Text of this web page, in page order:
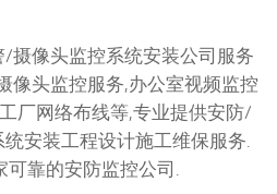
摄像头监控系统安装公司服务
像头监控服务,办公室视频监控
厂网络布线等,专业提供安防/
安装工程设计施工维保服务.
可靠的安防监控公司.